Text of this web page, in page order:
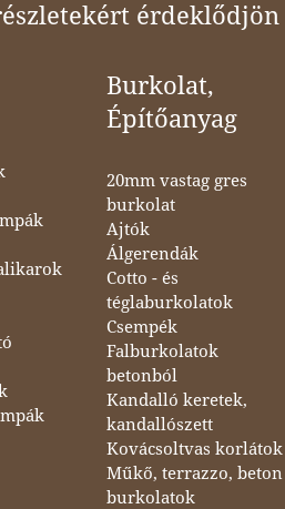
Burkolat,
Építőanyag
20mm vastag gres
burkolat
Ajtók
Álgerendák
Cotto - és
téglaburkolatok
Csempék
Falburkolatok
betonból
Kandalló keretek,
kandallószett
Kovácsoltvas korlátok
Műkő, terrazzo, beton
burkolatok